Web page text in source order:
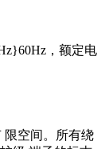
，额定电
限空间。所有绕